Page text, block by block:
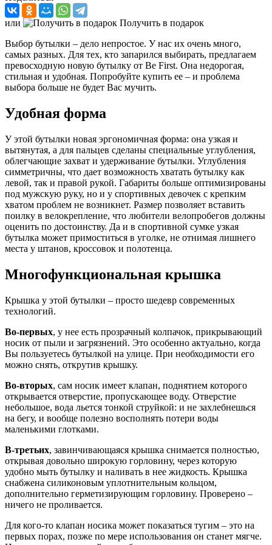
или
Получить в подарок
Выбор бутылки – дело непростое. У нас их очень много,
самых разных. Для тех, кто запарился выбирать, предлагаем
превосходную новую бутылку от Be First. Она недорогая,
стильная и удобная. Попробуйте купить ее – и проблема
выбора больше не будет Вас мучить.
Удобная форма
У этой бутылки новая эргономичная форма: она узкая и
вытянутая, а для пальцев сделаны специальные углубления,
облегчающие захват и удерживание бутылки. Углубления
симметричны, что дает возможность хватать бутылку как
левой, так и правой рукой. Габариты больше оптимизированы
под мужскую руку, но и у спортивных девочек с крепким
хватом проблем не возникнет. Размер позволяет вставить
поилку в велокрепление, что любители велопробегов должны
оценить по достоинству. Да и в спортивной сумке узкая
бутылка может примоститься в уголке, не отнимая лишнего
места у штанов, кроссовок и полотенца.
Многофункциональная крышка
Крышка у этой бутылки – просто шедевр современных
технологий.
Во-первых, у нее есть прозрачный колпачок, прикрывающий
носик от пыли и загрязнений. Это особенно актуально, когда
Вы пользуетесь бутылкой на улице. При необходимости его
можно снять, открутив крышку.
Во-вторых, сам носик имеет клапан, поднятием которого
открывается отверстие, пропускающее воду. Отверстие
небольшое, вода льется тонкой струйкой: и не захлебнешься
на бегу, и вообще полезно восполнять потери воды
маленькими глотками.
В-третьих, завинчивающаяся крышка снимается полностью,
открывая довольно широкую горловину, через которую
удобно мыть бутылку и наливать в нее жидкость. Крышка
снабжена силиконовым уплотнительным кольцом,
дополнительно герметизирующим горловину. Проверено –
ничего не проливается.
Для кого-то клапан носика может показаться тугим – это на
первых порах, позже по мере использования он станет мягче.